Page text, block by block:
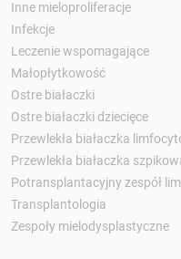
Inne mieloproliferacje
Infekcje
Leczenie wspomagające
Małopłytkowość
Ostre białaczki
Ostre białaczki dziecięce
Przewlekła białaczka
Przewlekła białaczka
Potransplantacyjny zespół
Transplantologia
Zespoły mielodysplastyczne